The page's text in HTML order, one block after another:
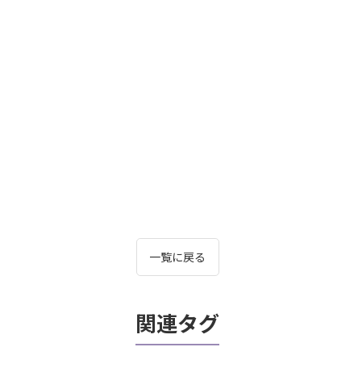
一覧に戻る
関連タグ